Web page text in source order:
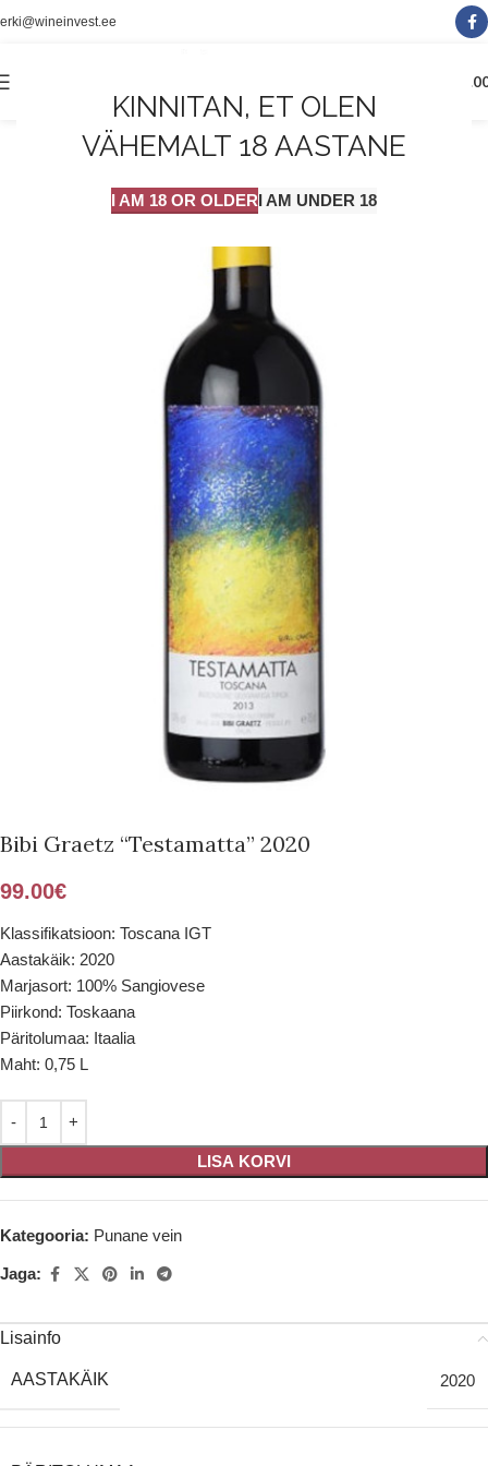
KINNITAN, ET OLEN
VÄHEMALT 18 AASTANE
I AM 18 OR OLDERI AM UNDER 18
erki@wineinvest.ee
Bibi Graetz “Testamatta” 2020
99.00€
Klassifikatsioon: Toscana IGT
Aastakäik: 2020
Marjasort: 100% Sangiovese
Piirkond: Toskaana
Päritolumaa: Itaalia
Maht: 0,75 L
LISA KORVI
Kategooria: Punane vein
Jaga:
Lisainfo
AASTAKÄIK 2020